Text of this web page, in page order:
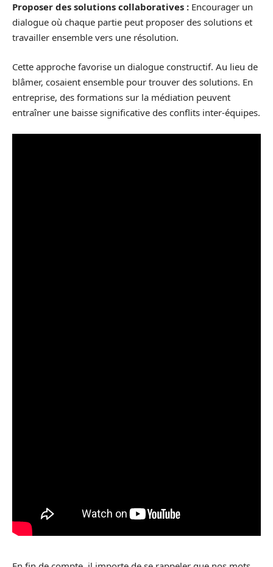
Proposer des solutions collaboratives : Encourager un
dialogue où chaque partie peut proposer des solutions et
travailler ensemble vers une résolution.
Cette approche favorise un dialogue constructif. Au lieu de
blâmer, cosaient ensemble pour trouver des solutions. En
entreprise, des formations sur la médiation peuvent
entraîner une baisse significative des conflits inter-équipes.